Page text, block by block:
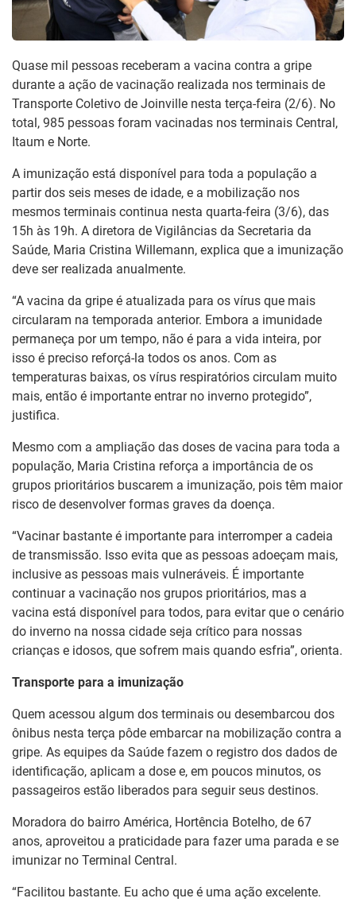
Quase mil pessoas receberam a vacina contra a gripe
durante a ação de vacinação realizada nos terminais de
Transporte Coletivo de Joinville nesta terça-feira (2/6). No
total, 985 pessoas foram vacinadas nos terminais Central,
Itaum e Norte.
A imunização está disponível para toda a população a
partir dos seis meses de idade, e a mobilização nos
mesmos terminais continua nesta quarta-feira (3/6), das
15h às 19h. A diretora de Vigilâncias da Secretaria da
Saúde, Maria Cristina Willemann, explica que a imunização
deve ser realizada anualmente.
“A vacina da gripe é atualizada para os vírus que mais
circularam na temporada anterior. Embora a imunidade
permaneça por um tempo, não é para a vida inteira, por
isso é preciso reforçá-la todos os anos. Com as
temperaturas baixas, os vírus respiratórios circulam muito
mais, então é importante entrar no inverno protegido”,
justifica.
Mesmo com a ampliação das doses de vacina para toda a
população, Maria Cristina reforça a importância de os
grupos prioritários buscarem a imunização, pois têm maior
risco de desenvolver formas graves da doença.
“Vacinar bastante é importante para interromper a cadeia
de transmissão. Isso evita que as pessoas adoeçam mais,
inclusive as pessoas mais vulneráveis. É importante
continuar a vacinação nos grupos prioritários, mas a
vacina está disponível para todos, para evitar que o cenário
do inverno na nossa cidade seja crítico para nossas
crianças e idosos, que sofrem mais quando esfria”, orienta.
Transporte para a imunização
Quem acessou algum dos terminais ou desembarcou dos
ônibus nesta terça pôde embarcar na mobilização contra a
gripe. As equipes da Saúde fazem o registro dos dados de
identificação, aplicam a dose e, em poucos minutos, os
passageiros estão liberados para seguir seus destinos.
Moradora do bairro América, Hortência Botelho, de 67
anos, aproveitou a praticidade para fazer uma parada e se
imunizar no Terminal Central.
“Facilitou bastante. Eu acho que é uma ação excelente.